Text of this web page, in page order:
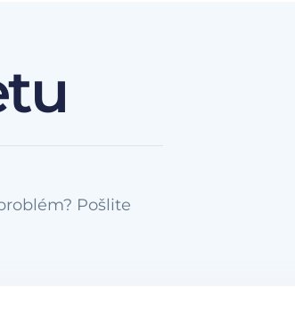
Pošlite